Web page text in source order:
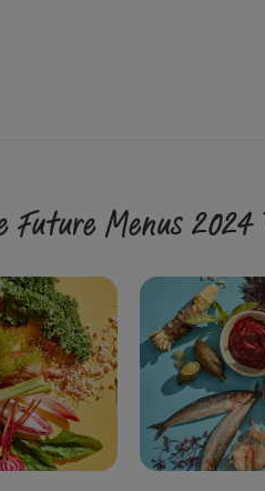
Future Menus 2024